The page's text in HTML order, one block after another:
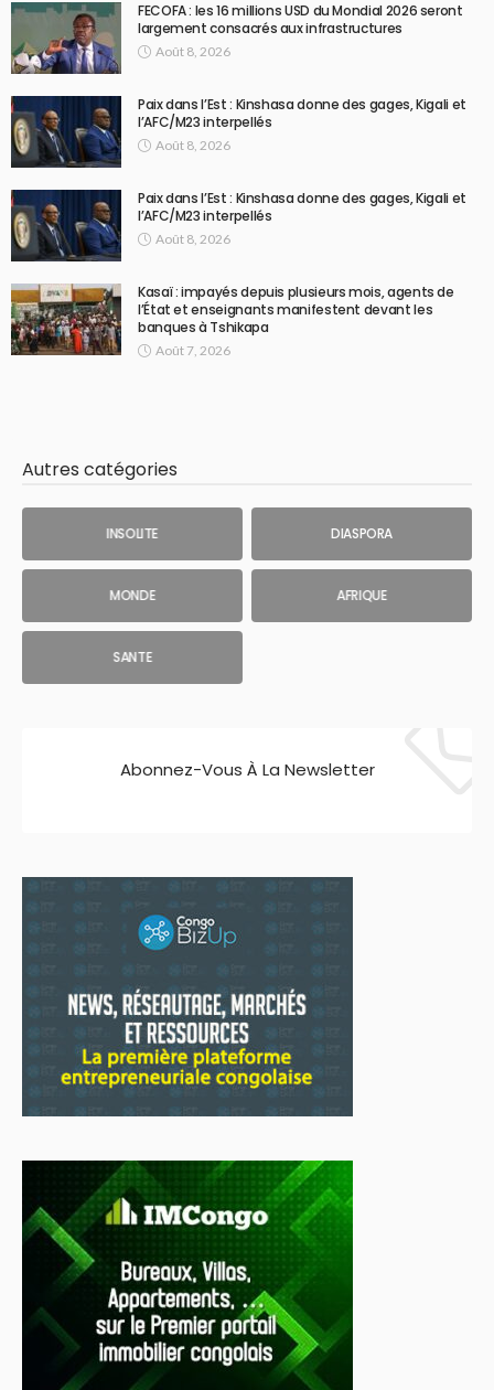
FECOFA : les 16 millions USD du Mondial 2026 seront
largement consacrés aux infrastructures
Août 8, 2026
Paix dans l’Est : Kinshasa donne des gages, Kigali et
l’AFC/M23 interpellés
Août 8, 2026
Paix dans l’Est : Kinshasa donne des gages, Kigali et
l’AFC/M23 interpellés
Août 8, 2026
Kasaï : impayés depuis plusieurs mois, agents de
l’État et enseignants manifestent devant les
banques à Tshikapa
Août 7, 2026
Autres catégories
INSOLITE DIASPORA
MONDE AFRIQUE
SANTE
Abonnez-Vous À La Newsletter